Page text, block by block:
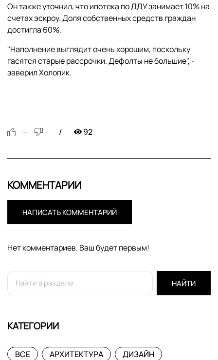
‎Он также уточнил, что ипотека по ДДУ занимает 10% на
счетах эскроу. Доля собственных средств граждан
достигла 60%.
"Наполнение выглядит очень хорошим, поскольку
гасятся старые рассрочки. Дефолты не большие", -
заверил Холопик.
— 92
КОММЕНТАРИИ
НАПИСАТЬ КОММЕНТАРИЙ
Нет комментариев. Ваш будет первым!
НАЙТИ
КАТЕГОРИИ
ВСЕ АРХИТЕКТУРА
ДИЗАЙН